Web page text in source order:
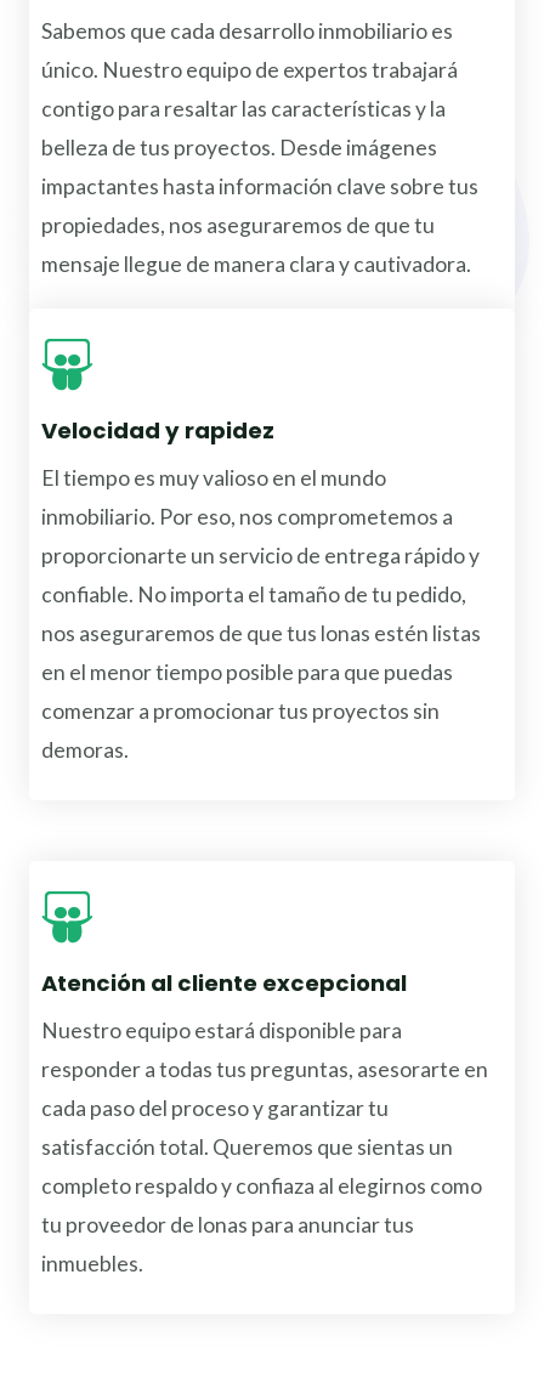
Sabemos que cada desarrollo inmobiliario es
único. Nuestro equipo de expertos trabajará
contigo para resaltar las características y la
belleza de tus proyectos. Desde imágenes
impactantes hasta información clave sobre tus
propiedades, nos aseguraremos de que tu
mensaje llegue de manera clara y cautivadora.
Velocidad y rapidez
El tiempo es muy valioso en el mundo
inmobiliario. Por eso, nos comprometemos a
proporcionarte un servicio de entrega rápido y
confiable. No importa el tamaño de tu pedido,
nos aseguraremos de que tus lonas estén listas
en el menor tiempo posible para que puedas
comenzar a promocionar tus proyectos sin
demoras.
Atención al cliente excepcional
Nuestro equipo estará disponible para
responder a todas tus preguntas, asesorarte en
cada paso del proceso y garantizar tu
satisfacción total. Queremos que sientas un
completo respaldo y confiaza al elegirnos como
tu proveedor de lonas para anunciar tus
inmuebles.